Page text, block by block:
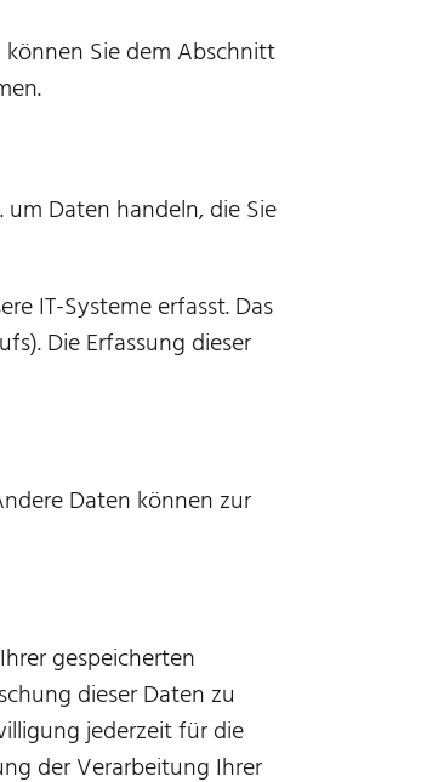
Sie dem Abschnitt
Daten handeln, die Sie
IT-Systeme erfasst. Das
Die Erfassung dieser
Daten können zur
gespeicherten
dieser Daten zu
jederzeit für die
der Verarbeitung Ihrer